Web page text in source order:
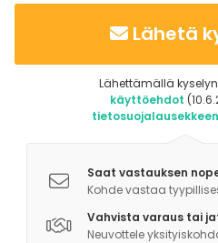
Lähetä
Lähettämällä
käyttöehdot
tietosuojalausekkeen
Saat vastauksen
Kohde vastaa
Vahvista varaus tai
Neuvottele